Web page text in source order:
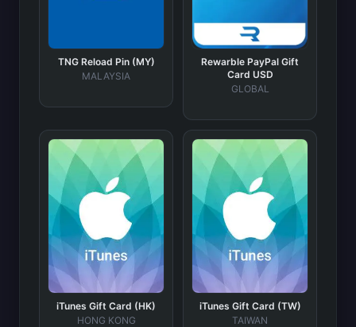
TNG Reload Pin (MY)
MALAYSIA
Rewarble PayPal Gift
Card USD
GLOBAL
iTunes Gift Card (HK)
HONG KONG
iTunes Gift Card (TW)
TAIWAN